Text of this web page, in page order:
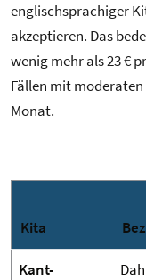
englischsprachiger
akzeptieren. Das
wenig mehr als 23 €
Fällen mit moderaten
Monat.
Kita
Kant-